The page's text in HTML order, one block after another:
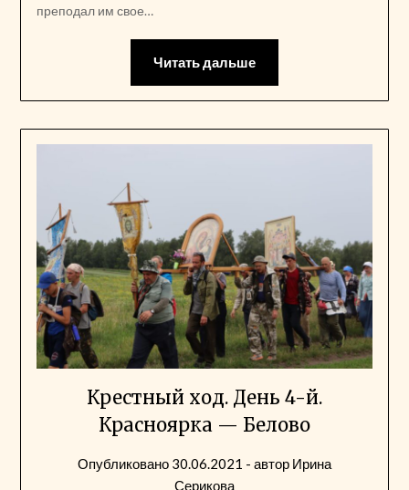
преподал им свое…
Читать дальше
Крестный ход. День 4-й.
Красноярка — Белово
Опубликовано 30.06.2021 - автор Ирина
Серикова